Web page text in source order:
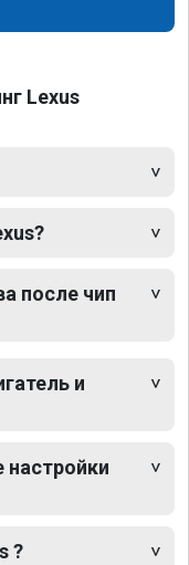
Lexus
после чип
и
настройки
?